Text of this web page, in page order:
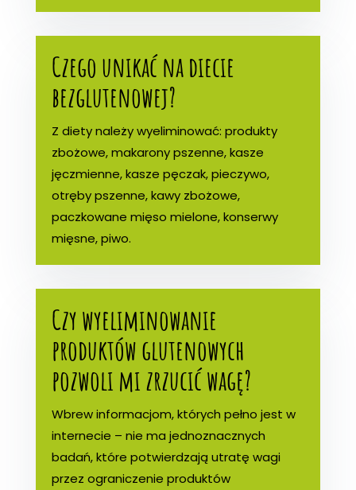
Czego unikać na diecie
bezglutenowej?
Z diety należy wyeliminować: produkty
zbożowe, makarony pszenne, kasze
jęczmienne, kasze pęczak, pieczywo,
otręby pszenne, kawy zbożowe,
paczkowane mięso mielone, konserwy
mięsne, piwo.
Czy wyeliminowanie
produktów glutenowych
pozwoli mi zrzucić wagę?
Wbrew informacjom, których pełno jest w
internecie – nie ma jednoznacznych
badań, które potwierdzają utratę wagi
przez ograniczenie produktów